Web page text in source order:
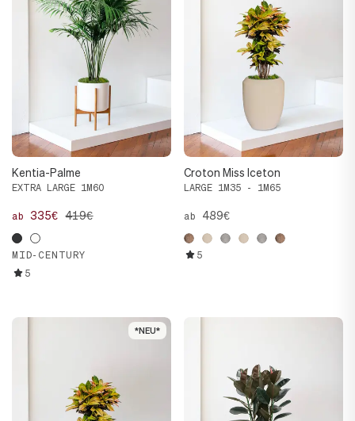
Kentia-Palme
EXTRA LARGE 1M60
ab335€419€
MID-CENTURY
5
Croton Miss Iceton
LARGE 1M35 - 1M65
ab 489€
5
*NEU*
*NEU*